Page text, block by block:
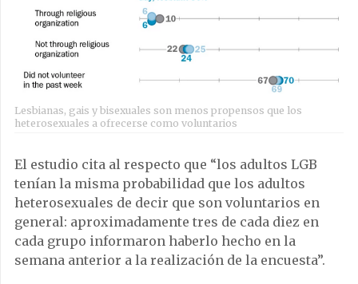
Lesbianas, gais y bisexuales son menos propensos que los
heterosexuales a ofrecerse como voluntarios
El estudio cita al respecto que “los adultos LGB
tenían la misma probabilidad que los adultos
heterosexuales de decir que son voluntarios en
general: aproximadamente tres de cada diez en
cada grupo informaron haberlo hecho en la
semana anterior a la realización de la encuesta”.